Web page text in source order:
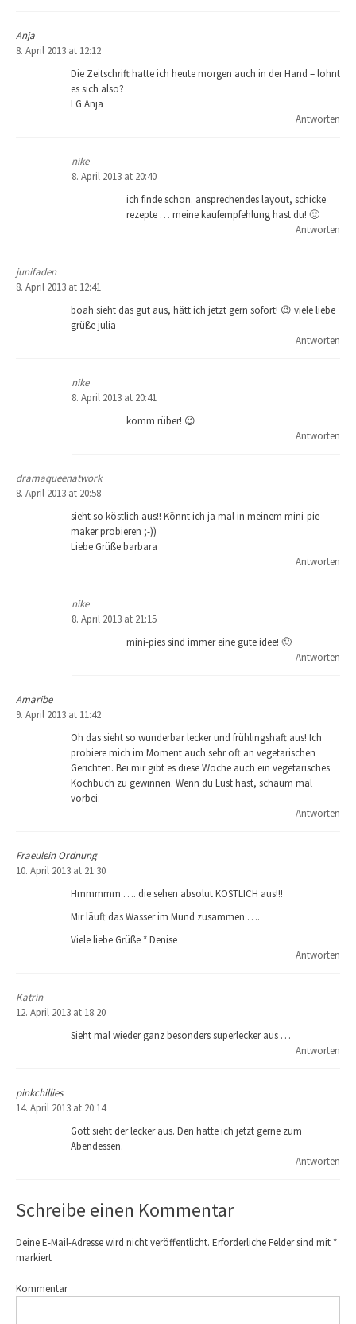
Anja
8. April 2013 at 12:12
Die Zeitschrift hatte ich heute morgen auch in der Hand – lohnt
es sich also?
LG Anja
Antworten
nike
8. April 2013 at 20:40
ich finde schon. ansprechendes layout, schicke
rezepte … meine kaufempfehlung hast du! 🙂
Antworten
junifaden
8. April 2013 at 12:41
boah sieht das gut aus, hätt ich jetzt gern sofort! 😉 viele liebe
grüße julia
Antworten
nike
8. April 2013 at 20:41
komm rüber! 😉
Antworten
dramaqueenatwork
8. April 2013 at 20:58
sieht so köstlich aus!! Könnt ich ja mal in meinem mini-pie
maker probieren ;-))
Liebe Grüße barbara
Antworten
nike
8. April 2013 at 21:15
mini-pies sind immer eine gute idee! 🙂
Antworten
Amaribe
9. April 2013 at 11:42
Oh das sieht so wunderbar lecker und frühlingshaft aus! Ich
probiere mich im Moment auch sehr oft an vegetarischen
Gerichten. Bei mir gibt es diese Woche auch ein vegetarisches
Kochbuch zu gewinnen. Wenn du Lust hast, schaum mal
vorbei:
Antworten
Fraeulein Ordnung
10. April 2013 at 21:30
Hmmmmm …. die sehen absolut KÖSTLICH aus!!!
Mir läuft das Wasser im Mund zusammen ….
Viele liebe Grüße * Denise
Antworten
Katrin
12. April 2013 at 18:20
Sieht mal wieder ganz besonders superlecker aus …
Antworten
pinkchillies
14. April 2013 at 20:14
Gott sieht der lecker aus. Den hätte ich jetzt gerne zum
Abendessen.
Antworten
Schreibe einen Kommentar
Deine E-Mail-Adresse wird nicht veröffentlicht. Erforderliche Felder sind mit *
markiert
Kommentar